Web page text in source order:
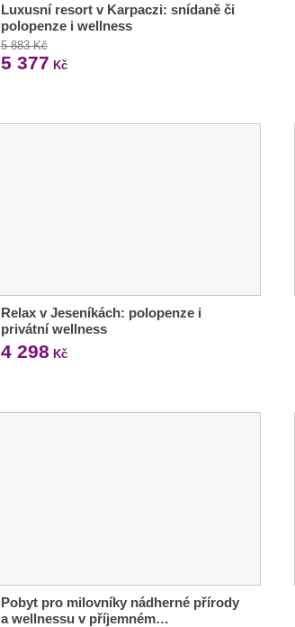
Luxusní resort v Karpaczi: snídaně či
polopenze i wellness
5 883 Kč
5 377 Kč
Relax v Jeseníkách: polopenze i
privátní wellness
4 298 Kč
Pobyt pro milovníky nádherné přírody
a wellnessu v příjemném…